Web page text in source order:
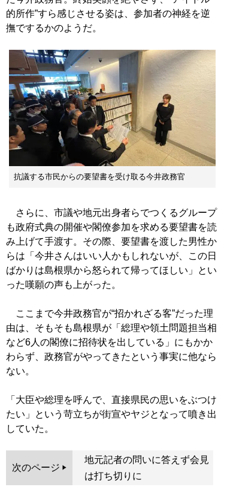
的所作”すら感じさせる姿は、参加者の神経を逆
撫でするかのようだ。
抗議する市民からの要望書を受け取る今井政務官
さらに、市議や地元出身者らでつくるグループ
も政府式典の開催や閣僚参加を求める要望書を読
み上げて手渡す。その際、要望書を渡した男性か
らは「今井さんはいい人かもしれないが、この日
ばかりは島根県から怒られて帰ってほしい」とい
った嘆願の声も上がった。
ここまで今井政務官が“招かれざる客”だった理
由は、そもそも島根県が「総理や領土問題担当相
など6人の閣僚に招待状を出している」にもかか
わらず、政務官がやってきたという事実に他なら
ない。
「大臣や総理を呼んで、直接県民の思いをぶつけ
たい」という苛立ちが街宣やヤジとなって噴き出
していた。
次のページ
地元記者の問いに答えず会見
は打ち切りに